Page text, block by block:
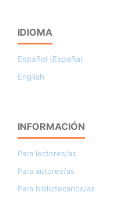
IDIOMA
Español (España)
English
INFORMACIÓN
Para lectores/as
Para autores/as
Para bibliotecarios/as